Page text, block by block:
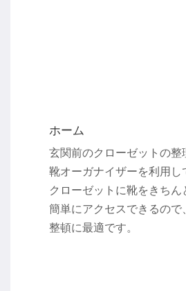
ホーム
玄関前のクローゼットの整
靴オーガナイザーを利用し
クローゼットに靴をきちん
簡単にアクセスできるので
整頓に最適です。